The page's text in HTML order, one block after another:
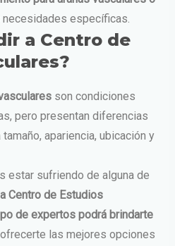
específicas.
a Centro de
son condiciones
pero presentan diferencias
apariencia, ubicación y
estar sufriendo de alguna de
Centro de Estudios
de expertos podrá brindarte
las mejores opciones